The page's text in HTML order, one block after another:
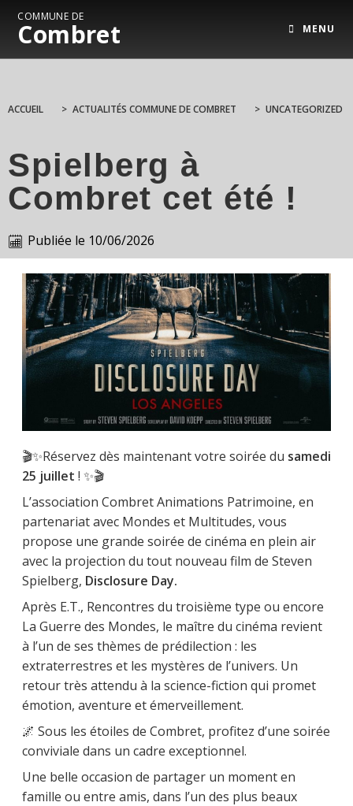
COMMUNE DE
Combret MENU
ACCUEIL > ACTUALITÉS COMMUNE DE COMBRET > UNCATEGORIZED
Spielberg à
Combret cet été !
Publiée le 10/06/2026
🎬✨Réservez dès maintenant votre soirée du samedi
25 juillet ! ✨🎬
L’association Combret Animations Patrimoine, en
partenariat avec Mondes et Multitudes, vous
propose une grande soirée de cinéma en plein air
avec la projection du tout nouveau film de Steven
Spielberg, Disclosure Day.
Après E.T., Rencontres du troisième type ou encore
La Guerre des Mondes, le maître du cinéma revient
à l’un de ses thèmes de prédilection : les
extraterrestres et les mystères de l’univers. Un
retour très attendu à la science-fiction qui promet
émotion, aventure et émerveillement.
🌌 Sous les étoiles de Combret, profitez d’une soirée
conviviale dans un cadre exceptionnel.
Une belle occasion de partager un moment en
famille ou entre amis, dans l’un des plus beaux